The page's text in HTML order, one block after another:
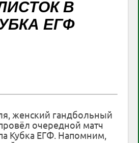
В
ЕГФ
женский гандбольный
очередной матч
Кубка ЕГФ. Напомним,